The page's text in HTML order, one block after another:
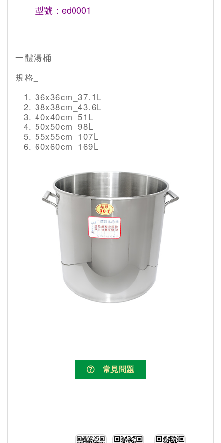
型號：ed0001
一體湯桶
規格_
36x36cm_37.1L
38x38cm_43.6L
40x40cm_51L
50x50cm_98L
55x55cm_107L
60x60cm_169L
常見問題